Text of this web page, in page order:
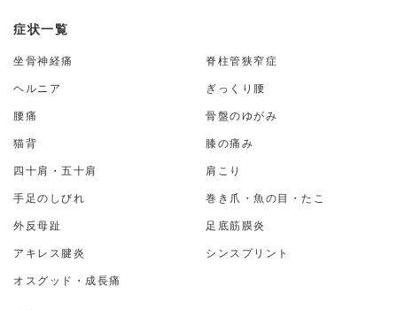
症状一覧
坐骨神経痛 脊柱管狭窄症
ヘルニア ぎっくり腰
腰痛 骨盤のゆがみ
猫背 膝の痛み
四十肩・五十肩 肩こり
手足のしびれ 巻き爪・魚の目・たこ
外反母趾 足底筋膜炎
アキレス腱炎 シンスプリント
オスグッド・成長痛